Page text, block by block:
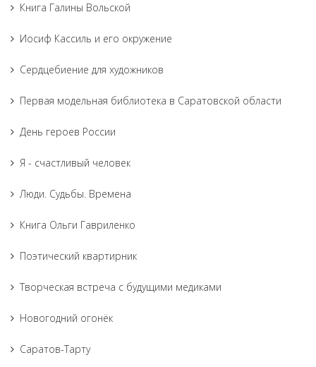
Книга Галины Вольской
Иосиф Кассиль и его окружение
Сердцебиение для художников
Первая модельная библиотека в Саратовской области
День героев России
Я - счастливый человек
Люди. Судьбы. Времена
Книга Ольги Гавриленко
Поэтический квартирник
Творческая встреча с будущими медиками
Новогодний огонёк
Саратов-Тарту